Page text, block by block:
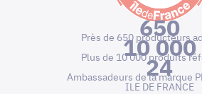
650
Près de 650 producteurs
10 000
Plus de 10 000 produits
24
Ambassadeurs de la marque
ILE DE FRANCE